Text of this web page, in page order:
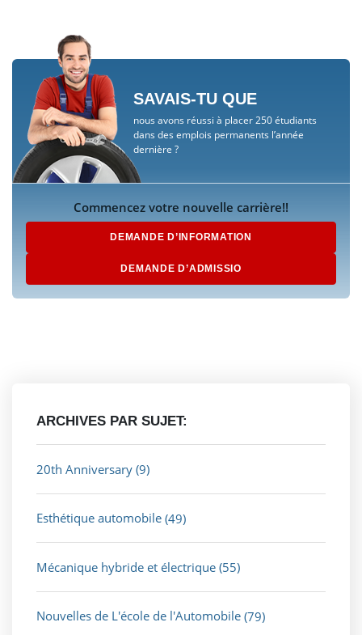
SAVAIS-TU QUE
nous avons réussi à placer 250 étudiants
dans des emplois permanents l’année
dernière ?
Commencez votre nouvelle carrière!!
DEMANDE D’INFORMATION
DEMANDE D’ADMISSIO
ARCHIVES PAR SUJET:
20th Anniversary (9)
Esthétique automobile (49)
Mécanique hybride et électrique (55)
Nouvelles de L'école de l'Automobile (79)